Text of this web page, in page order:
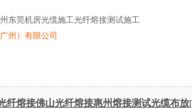
东莞机房光缆施工光纤熔接测试施工
州）有限公司
纤熔接佛山光纤熔接惠州熔接测试光缆布放